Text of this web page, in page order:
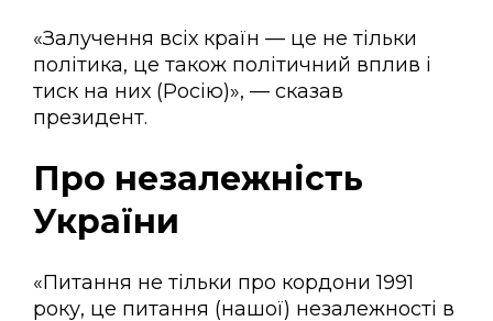
«Залучення всіх країн — це не тільки
політика, це також політичний вплив і
тиск на них (Росію)», — сказав
президент.
Про незалежність
України
«Питання не тільки про кордони 1991
року, це питання (нашої) незалежності в